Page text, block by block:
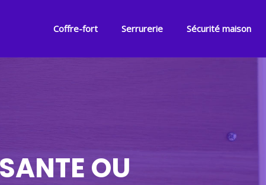
Coffre-fort Serrurerie Sécurité maison
OU